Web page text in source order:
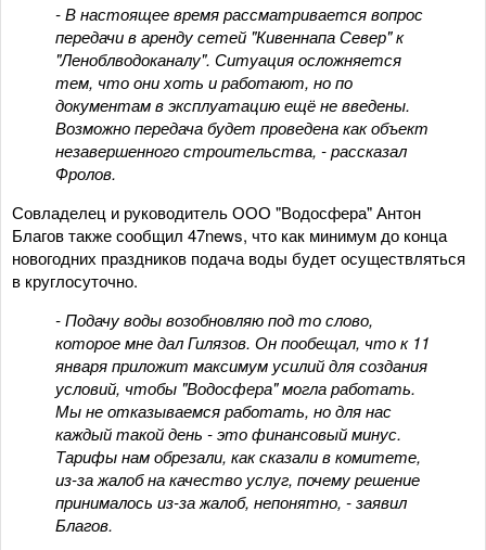
- В настоящее время рассматривается вопрос
передачи в аренду сетей "Кивеннапа Север" к
"Леноблводоканалу". Ситуация осложняется
тем, что они хоть и работают, но по
документам в эксплуатацию ещё не введены.
Возможно передача будет проведена как объект
незавершенного строительства, - рассказал
Фролов.
Совладелец и руководитель ООО "Водосфера" Антон
Благов также сообщил 47news, что как минимум до конца
новогодних праздников подача воды будет осуществляться
в круглосуточно.
- Подачу воды возобновляю под то слово,
которое мне дал Гилязов. Он пообещал, что к 11
января приложит максимум усилий для создания
условий, чтобы "Водосфера" могла работать.
Мы не отказываемся работать, но для нас
каждый такой день - это финансовый минус.
Тарифы нам обрезали, как сказали в комитете,
из-за жалоб на качество услуг, почему решение
принималось из-за жалоб, непонятно, - заявил
Благов.